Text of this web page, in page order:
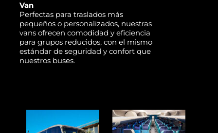
Van
Perfectas para traslados más
pequeños o personalizados, nuestras
vans ofrecen comodidad y eficiencia
para grupos reducidos, con el mismo
estándar de seguridad y confort que
nuestros buses.